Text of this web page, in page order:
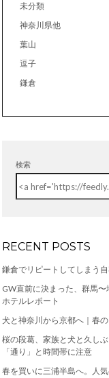
未分類
神奈川県他
葉山
逗子
鎌倉
検索
RECENT POSTS
鎌倉でリピートしてしまう
GW直前に決まった、群馬
ホテルレポート
犬と神奈川から京都へ｜春
桜の段葛、家族と犬と久し
「通り」と時間帯に注意
春を買いに三浦半島へ。人